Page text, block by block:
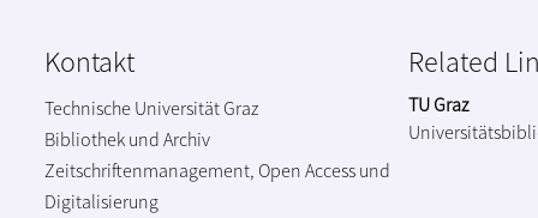
Kontakt
Technische Universität Graz
Bibliothek und Archiv
Zeitschriftenmanagement, Open Access und
Digitalisierung
Related
TU Graz